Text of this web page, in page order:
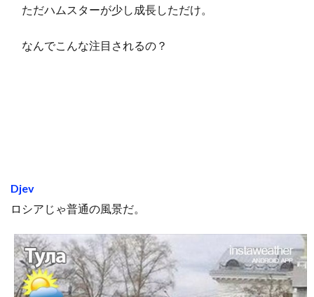
ただハムスターが少し成長しただけ。
なんでこんな注目されるの？
Djev
ロシアじゃ普通の風景だ。